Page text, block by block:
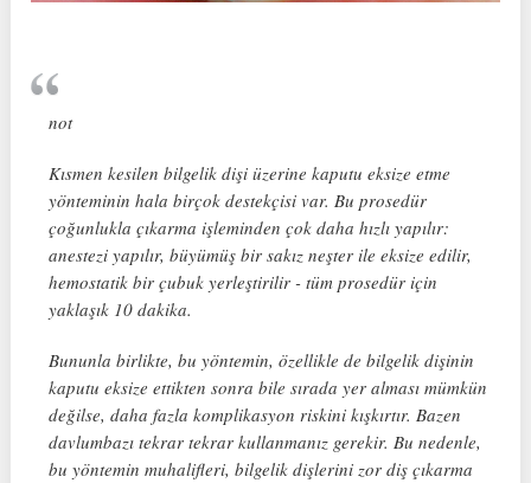
not
Kısmen kesilen bilgelik dişi üzerine kaputu eksize etme
yönteminin hala birçok destekçisi var. Bu prosedür
çoğunlukla çıkarma işleminden çok daha hızlı yapılır:
anestezi yapılır, büyümüş bir sakız neşter ile eksize edilir,
hemostatik bir çubuk yerleştirilir - tüm prosedür için
yaklaşık 10 dakika.
Bununla birlikte, bu yöntemin, özellikle de bilgelik dişinin
kaputu eksize ettikten sonra bile sırada yer alması mümkün
değilse, daha fazla komplikasyon riskini kışkırtır. Bazen
davlumbazı tekrar tekrar kullanmanız gerekir. Bu nedenle,
bu yöntemin muhalifleri, bilgelik dişlerini zor diş çıkarma